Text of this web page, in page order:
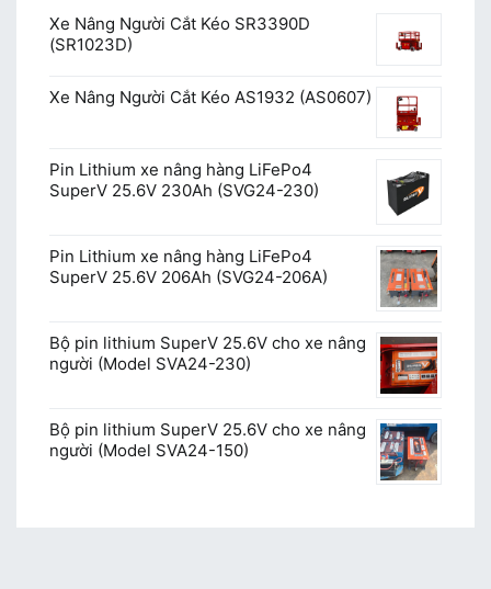
Xe Nâng Người Cắt Kéo SR3390D
(SR1023D)
Xe Nâng Người Cắt Kéo AS1932 (AS0607)
Pin Lithium xe nâng hàng LiFePo4
SuperV 25.6V 230Ah (SVG24-230)
Pin Lithium xe nâng hàng LiFePo4
SuperV 25.6V 206Ah (SVG24-206A)
Bộ pin lithium SuperV 25.6V cho xe nâng
người (Model SVA24-230)
Bộ pin lithium SuperV 25.6V cho xe nâng
người (Model SVA24-150)